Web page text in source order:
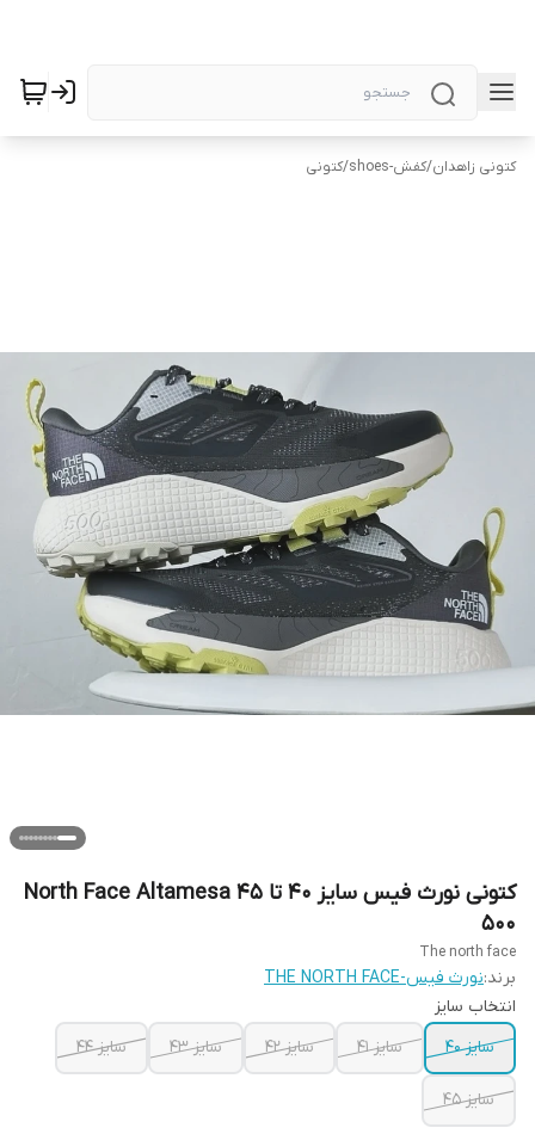
کتونی زاهدان/کفش-shoes /کتونی
کتونی نورث فیس سایز ۴۰ تا ۴۵ North Face Altamesa
500
The north face
برند:نورث فیس-THE NORTH FACE
انتخاب سایز
سایز ۴۰
سایز ۴۱ سایز ۴۲ سایز ۴۳ سایز ۴۴
سایز ۴۵